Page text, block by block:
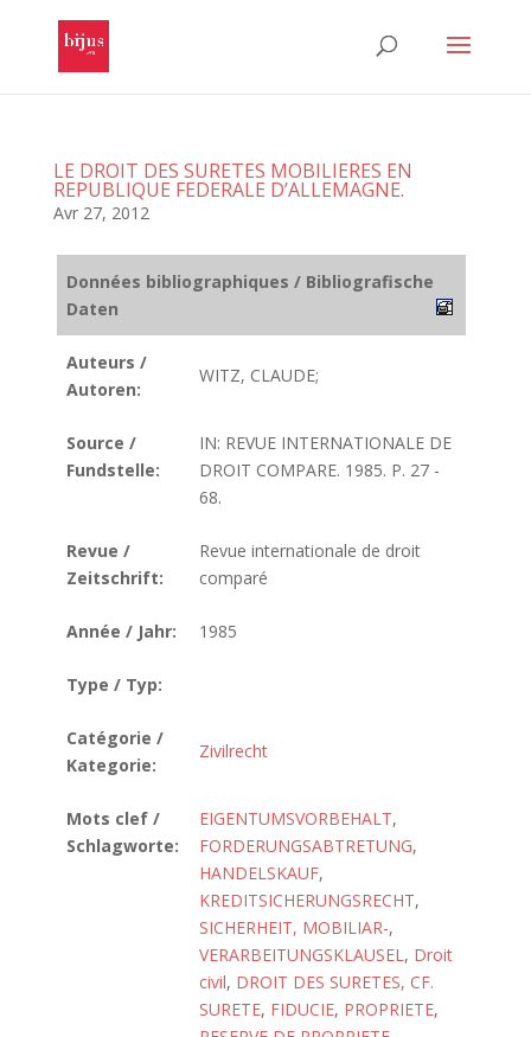
LE DROIT DES SURETES MOBILIERES EN
REPUBLIQUE FEDERALE D’ALLEMAGNE.
Avr 27, 2012
Données bibliographiques / Bibliografische
Daten
Auteurs /
Autoren:
WITZ, CLAUDE;
Source /
Fundstelle:
IN: REVUE INTERNATIONALE DE
DROIT COMPARE. 1985. P. 27 -
68.
Revue /
Zeitschrift:
Revue internationale de droit
comparé
Année / Jahr: 1985
Type / Typ:
Catégorie /
Kategorie:
Zivilrecht
Mots clef /
Schlagworte:
EIGENTUMSVORBEHALT,
FORDERUNGSABTRETUNG,
HANDELSKAUF,
KREDITSICHERUNGSRECHT,
SICHERHEIT, MOBILIAR-,
VERARBEITUNGSKLAUSEL, Droit
civil, DROIT DES SURETES, CF.
SURETE, FIDUCIE, PROPRIETE,